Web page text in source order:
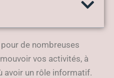
de nombreuses
vos activités, à
avoir un rôle informatif.